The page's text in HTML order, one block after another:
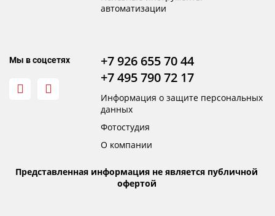
автоматизации
Мы в соцсетях
+7 926 655 70 44
+7 495 790 72 17
Информация о защите персональных
данных
Фотостудия
О компании
Представленная информация не является публичной
офертой